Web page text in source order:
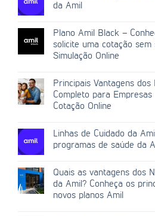
da Amil
Plano Amil Black –
solicite uma cotação
Simulação Online
Principais Vantagens dos
Completo para
Cotação Online
Linhas de Cuidado da
programas de saúde da
Quais as vantagens dos
da Amil? Conheça os
novos planos Amil